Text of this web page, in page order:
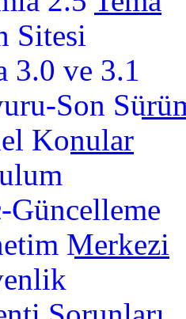
Sitesi
3.0 ve 3.1
Son
Konular
Güncelleme
Merkezi